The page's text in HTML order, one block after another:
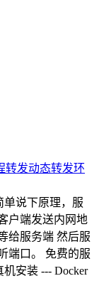
转发动态转发环
单说下原理，服
户端发送内网地
给服务端 然后服
端口。 免费的服
机安装 --- Docker